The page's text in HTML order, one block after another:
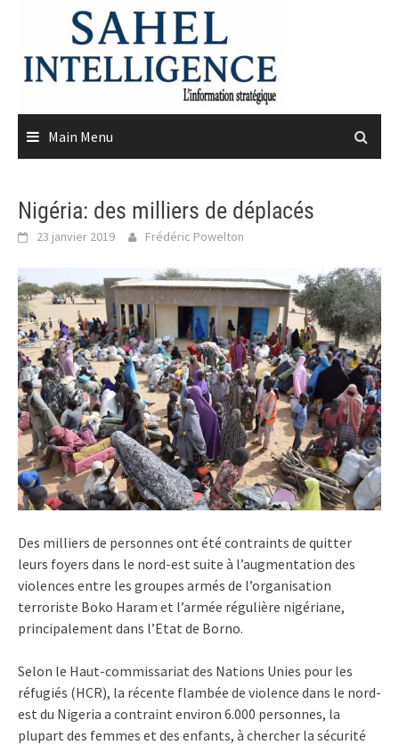
content
Main Menu
Nigéria: des milliers de déplacés
23 janvier 2019 Frédéric Powelton
Des milliers de personnes ont été contraints de quitter
leurs foyers dans le nord-est suite à l’augmentation des
violences entre les groupes armés de l’organisation
terroriste Boko Haram et l’armée régulière nigériane,
principalement dans l’Etat de Borno.
Selon le Haut-commissariat des Nations Unies pour les
réfugiés (HCR), la récente flambée de violence dans le nord-
est du Nigeria a contraint environ 6.000 personnes, la
plupart des femmes et des enfants, à chercher la sécurité